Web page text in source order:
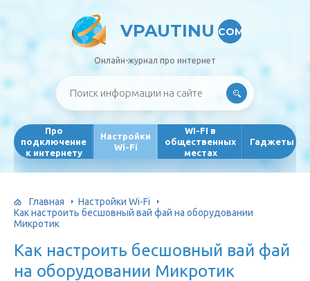
VPAUTINU COM
Онлайн-журнал про интернет
Про
подключение
к интернету
Настройки
Wi-Fi
WI-FI в
общественных
местах
Гаджеты
Главная
Настройки Wi-Fi
Как настроить бесшовный вай фай на оборудовании
Микротик
Как настроить бесшовный вай фай
на оборудовании Микротик